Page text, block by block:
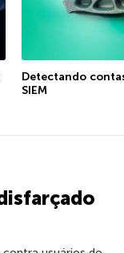
Detectando
SIEM